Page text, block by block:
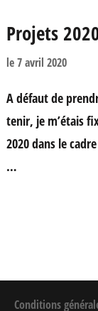
Projets
le7 avril 2020
A défaut de
tenir, je m’étais
2020 dans le
…
Conditions